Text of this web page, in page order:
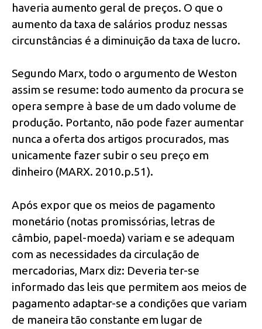
haveria aumento geral de preços. O que o
aumento da taxa de salários produz nessas
circunstâncias é a diminuição da taxa de lucro.
Segundo Marx, todo o argumento de Weston
assim se resume: todo aumento da procura se
opera sempre à base de um dado volume de
produção. Portanto, não pode fazer aumentar
nunca a oferta dos artigos procurados, mas
unicamente fazer subir o seu preço em
dinheiro (MARX. 2010.p.51).
Após expor que os meios de pagamento
monetário (notas promissórias, letras de
câmbio, papel-moeda) variam e se adequam
com as necessidades da circulação de
mercadorias, Marx diz: Deveria ter-se
informado das leis que permitem aos meios de
pagamento adaptar-se a condições que variam
de maneira tão constante em lugar de